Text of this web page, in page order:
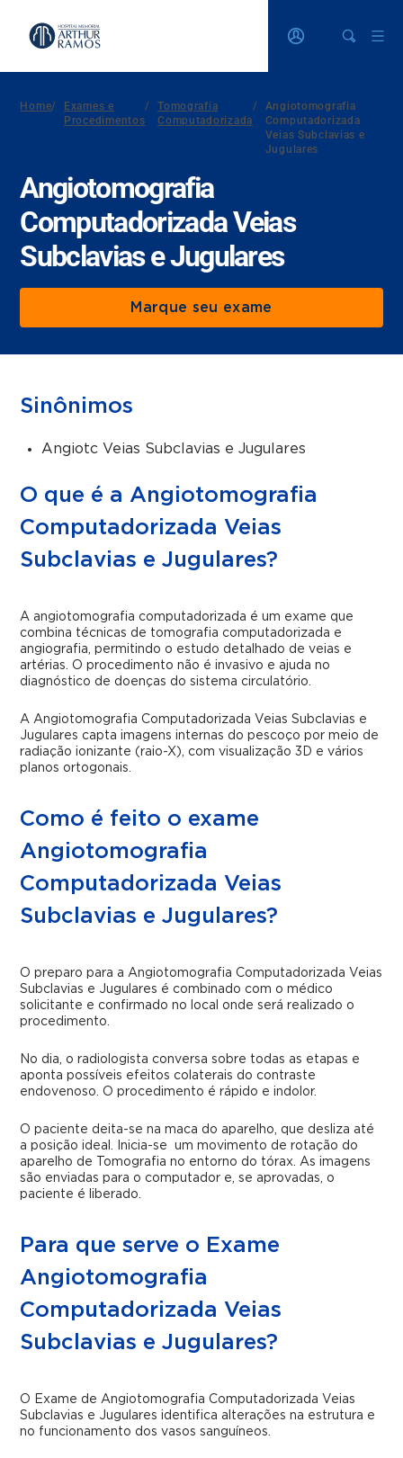
Home/
Exames e
Procedimentos
/
Tomografia
Computadorizada
/
Angiotomografia
Computadorizada
Veias Subclavias e
Jugulares
Angiotomografia
Computadorizada Veias
Subclavias e Jugulares
Marque seu exame
Sinônimos
Angiotc Veias Subclavias e Jugulares
O que é a Angiotomografia
Computadorizada Veias
Subclavias e Jugulares?
A angiotomografia computadorizada é um exame que
combina técnicas de tomografia computadorizada e
angiografia, permitindo o estudo detalhado de veias e
artérias. O procedimento não é invasivo e ajuda no
diagnóstico de doenças do sistema circulatório.
A Angiotomografia Computadorizada Veias Subclavias e
Jugulares capta imagens internas do pescoço por meio de
radiação ionizante (raio-X), com visualização 3D e vários
planos ortogonais.
Como é feito o exame
Angiotomografia
Computadorizada Veias
Subclavias e Jugulares?
O preparo para a Angiotomografia Computadorizada Veias
Subclavias e Jugulares é combinado com o médico
solicitante e confirmado no local onde será realizado o
procedimento.
No dia, o radiologista conversa sobre todas as etapas e
aponta possíveis efeitos colaterais do contraste
endovenoso. O procedimento é rápido e indolor.
O paciente deita-se na maca do aparelho, que desliza até
a posição ideal. Inicia-se um movimento de rotação do
aparelho de Tomografia no entorno do tórax. As imagens
são enviadas para o computador e, se aprovadas, o
paciente é liberado.
Para que serve o Exame
Angiotomografia
Computadorizada Veias
Subclavias e Jugulares?
O Exame de Angiotomografia Computadorizada Veias
Subclavias e Jugulares identifica alterações na estrutura e
no funcionamento dos vasos sanguíneos.